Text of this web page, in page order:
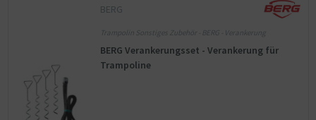
BERG
Trampolin Sonstiges Zubehör - BERG - Verankerung
BERG Verankerungsset - Verankerung für
Trampoline